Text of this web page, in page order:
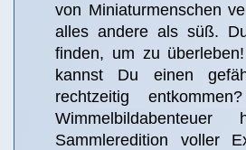
von Miniaturmenschen
alles andere als süß.
finden, um zu
kannst Du einen
rechtzeitig
Sammleredition voller